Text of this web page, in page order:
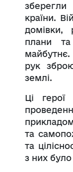
країни.
домівки,
плани та
рук
землі.
Ці герої
та
та
з них